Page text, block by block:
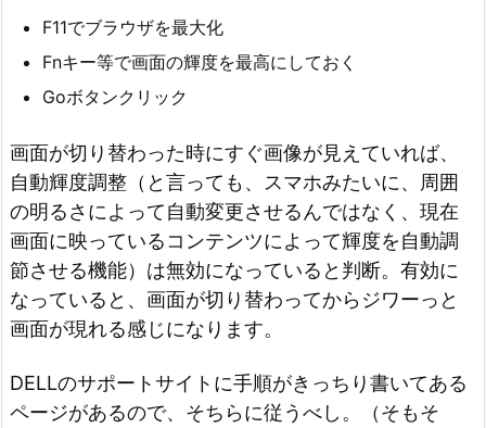
F11でブラウザを最大化
Fnキー等で画面の輝度を最高にしておく
Goボタンクリック
画面が切り替わった時にすぐ画像が見えていれば、
自動輝度調整（と言っても、スマホみたいに、周囲
の明るさによって自動変更させるんではなく、現在
画面に映っているコンテンツによって輝度を自動調
節させる機能）は無効になっていると判断。有効に
なっていると、画面が切り替わってからジワーっと
画面が現れる感じになります。
DELLのサポートサイトに手順がきっちり書いてある
ページがあるので、そちらに従うべし。（そもそ